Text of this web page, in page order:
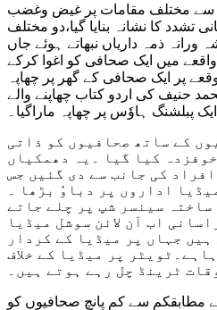
سے مختلف مقامات پر غیض وغضب
تشدد کا نشانہ بنایا گیا،دو مختلف
ذمہ داریاں نبھاتے ہوئے جاں
میں ایک صحافی کو اغوا کرکے
پر ایک صحافی کے گھر پر چھاپہ
حنیف کی اردو کتاب چھاپنے والے
ایک پبلشنگ ہاوٗس پر چھاپہ ماراگیا۔
کے ساتھ صحافیوں کو ذاتی
کیا گیا ۔یہ دھمکیاں
کی جانب سے دی گئیں جس
اداروں پر دباوٗ بڑھا ۔
سینسر شپ پر چلے جاتے
اب آن لائن سوشل میڈیا
جہاں پر میڈیا کے کردار
پر میڈیا کے خلاف
ٹرینڈ چل رہے ہوتے ہیں۔
مطابقکم سے کم پانچ صحافیوں کو